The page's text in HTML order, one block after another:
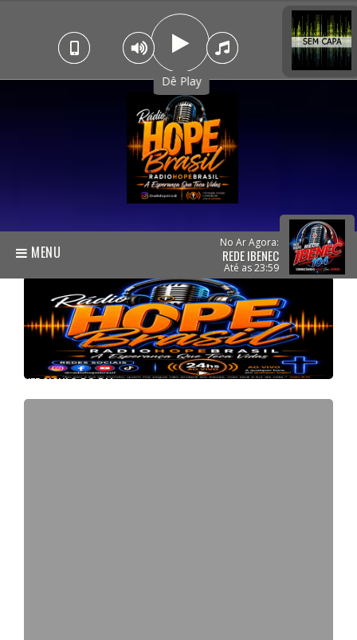
Dê Play
MENU
No Ar Agora:
REDE IBENEC
Até as 23:59
VERSICULO DO DIA